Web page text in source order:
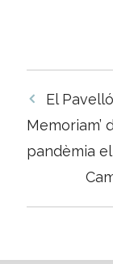
Navegació
per
entrades
El
Memoriam’
pandèmia